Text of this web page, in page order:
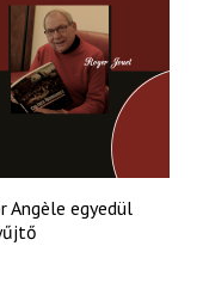
Angèle egyedül